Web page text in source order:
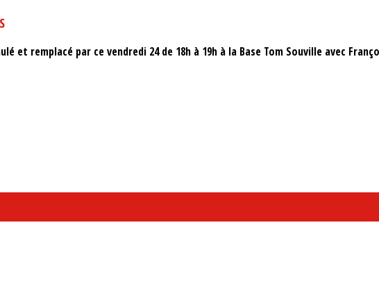
et remplacé par ce vendredi 24 de 18h à 19h à la Base Tom Souville avec